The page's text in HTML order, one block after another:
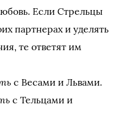
Если Стрельцы
партнерах и уделять
те ответят им
с Весами и Львами.
с Тельцами и